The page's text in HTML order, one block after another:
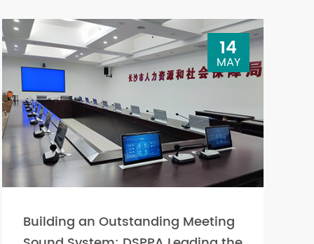
Building an Outstanding Meeting
14
MAY